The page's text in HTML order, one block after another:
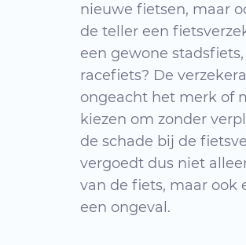
nieuwe fietsen, maar
de teller een
een gewone
racefiets? De
ongeacht het merk of
kiezen om zonder
de schade bij de
vergoedt dus niet
van de fiets, maar ook
een ongeval.